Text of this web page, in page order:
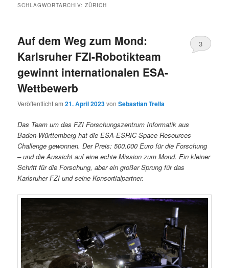
SCHLAGWORTARCHIV:ZÜRICH
Auf dem Weg zum Mond:
Karlsruher FZI-Robotikteam
gewinnt internationalen ESA-
Wettbewerb
Veröffentlicht am21. April 2023vonSebastian Trella
3
Das Team um das FZI Forschungszentrum Informatik aus
Baden-Württemberg hat die ESA-ESRIC Space Resources
Challenge gewonnen. Der Preis: 500.000 Euro für die Forschung
– und die Aussicht auf eine echte Mission zum Mond. Ein kleiner
Schritt für die Forschung, aber ein großer Sprung für das
Karlsruher FZI und seine Konsortialpartner.